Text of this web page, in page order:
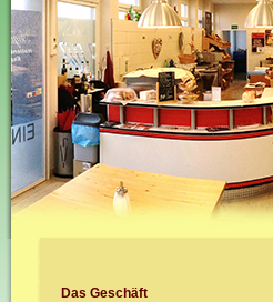
Das Geschäft